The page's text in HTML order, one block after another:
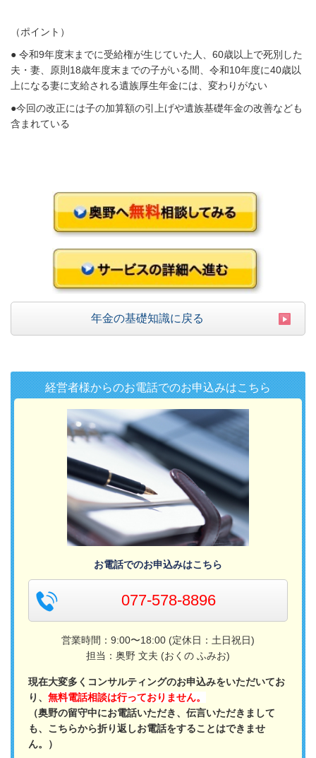
（ポイント）
● 令和9年度末までに受給権が生じていた人、 60歳以上で死別した
夫・妻、原則 18歳年度末までの子がいる間、令和10年度に40歳以
上になる妻に支給される遺族厚生年金には、変わりがない
●今回の改正には子の加算額の引上げや遺族基礎年金の改善なども
含まれている
年金の基礎知識に戻る
経営者様からのお電話でのお申込みはこちら
お電話でのお申込みはこちら
077-578-8896
営業時間：9:00〜18:00 (定休日：土日祝日)
担当：奥野 文夫 (おくの ふみお)
現在大変多くコンサルティングのお申込みをいただいてお
り、 無料電話相談は行っておりません。
（奥野の留守中にお電話いただき、伝言いただきまして
も、こちらから折り返しお電話をすることはできませ
ん。）